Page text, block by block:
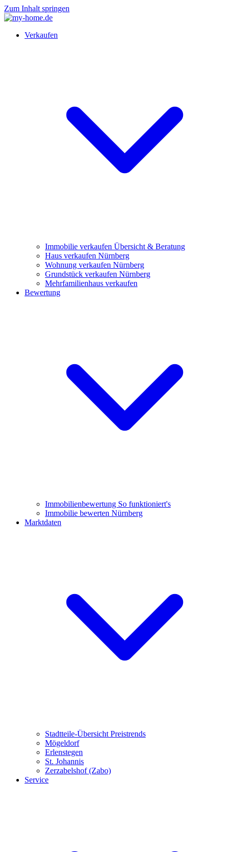
Zum Inhalt springen
Verkaufen
Immobilie verkaufen Übersicht & Beratung
Haus verkaufen Nürnberg
Wohnung verkaufen Nürnberg
Grundstück verkaufen Nürnberg
Mehrfamilienhaus verkaufen
Bewertung
Immobilienbewertung So funktioniert's
Immobilie bewerten Nürnberg
Marktdaten
Stadtteile-Übersicht Preistrends
Mögeldorf
Erlenstegen
St. Johannis
Zerzabelshof (Zabo)
Service